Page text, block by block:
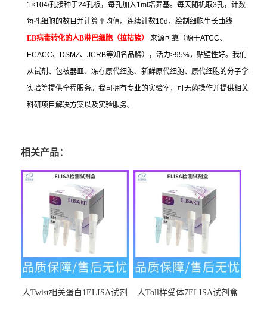
1×104/孔接种于24孔板，每孔加入1ml 培养基。每天随机取3孔，计数
每孔细胞的数目并计算平均值。连续计数10d ，绘制细胞生长曲线
EB病毒转化的人B淋巴细胞（拉祜族） 来源可靠（源于ATCC、
ECACC、 DSMZ、 JCRB等知名品牌），活力>95%，贴壁性好。我们
从试剂、包被器皿、冻存原代细胞、新鲜原代细胞、原代细胞的分子学
实验等提供全程服务。我司拥有专业的实验室，可无菌操作并提供相关
科研项目解决方案以及实验服务。
相关产品：
人Twist相关蛋白1ELISA试剂
人Toll样受体7ELISA试剂盒